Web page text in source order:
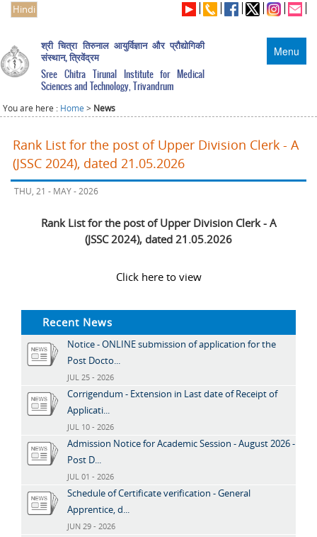
Hindi
Menu
श्री चित्रा तिरुनाल आयुर्विज्ञान और प्रौद्योगिकी
संस्थान, त्रिवेंद्रम
Sree Chitra Tirunal Institute for Medical
Sciences and Technology, Trivandrum
You are here : Home > News
Rank List for the post of Upper Division Clerk - A
(JSSC 2024), dated 21.05.2026
THU, 21 - MAY - 2026
Rank List for the post of Upper Division Clerk - A
(JSSC 2024), dated 21.05.2026
Click here to view
Recent News
Notice - ONLINE submission of application for the
Post Docto...
JUL 25 - 2026
Corrigendum - Extension in Last date of Receipt of
Applicati...
JUL 10 - 2026
Admission Notice for Academic Session - August 2026 -
Post D...
JUL 01 - 2026
Schedule of Certificate verification - General
Apprentice, d...
JUN 29 - 2026